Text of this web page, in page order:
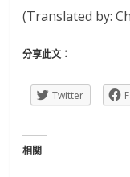
(Translated by:
分享此文：
Twitter
相關